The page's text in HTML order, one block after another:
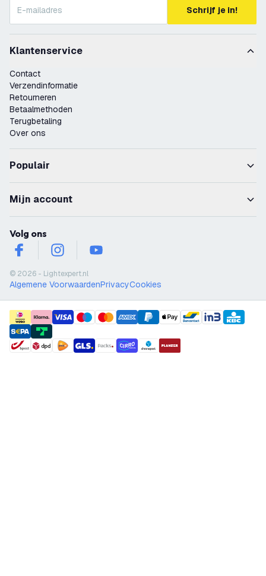
Schrijf je in!
Klantenservice
Contact
Verzendinformatie
Retourneren
Betaalmethoden
Terugbetaling
Over ons
Populair
Mijn account
Volg ons
facebookinstagramyoutube
© 2026 - Lightexpert.nl
Algemene VoorwaardenPrivacyCookies
payment methods
shipment methods